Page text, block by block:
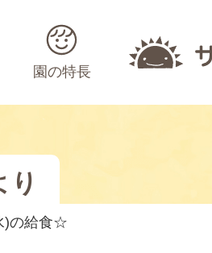
園の特長
り
)の給食☆